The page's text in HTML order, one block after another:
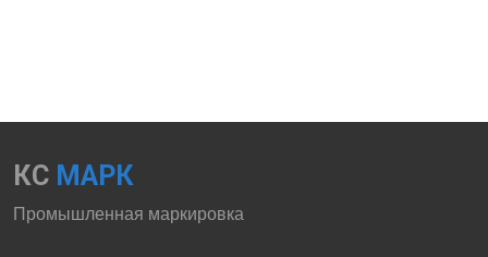
КС МАРК
Промышленная маркировка